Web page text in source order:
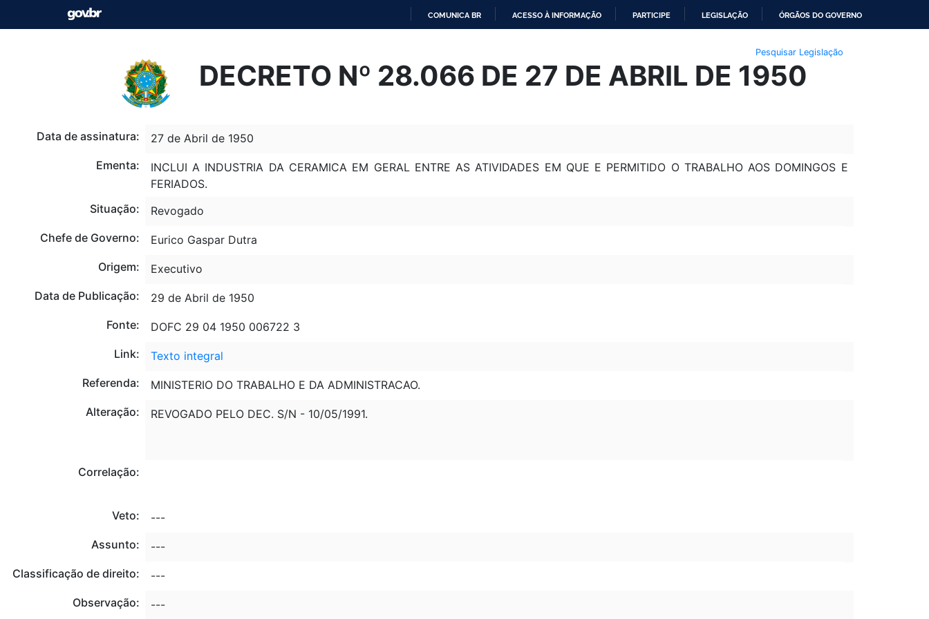
O
CONTEÚDO
COMUNICA BR ACESSO À INFORMAÇÃO PARTICIPE LEGISLAÇÃO ÓRGÃOS DO GOVERNO
Pesquisar Legislação
DECRETO Nº 28.066 DE 27 DE ABRIL DE 1950
Data de assinatura:
27 de Abril de 1950
Ementa:
INCLUI A INDUSTRIA DA CERAMICA EM GERAL ENTRE AS ATIVIDADES EM QUE E PERMITIDO O TRABALHO AOS DOMINGOS E
FERIADOS.
Situação:
Revogado
Chefe de Governo:
Eurico Gaspar Dutra
Origem:
Executivo
Data de Publicação:
29 de Abril de 1950
Fonte:
DOFC 29 04 1950 006722 3
Link:
Texto integral
Referenda:
MINISTERIO DO TRABALHO E DA ADMINISTRACAO.
Alteração:
REVOGADO PELO DEC. S/N - 10/05/1991.
Correlação:
Veto:
---
Assunto:
---
Classificação de direito:
---
Observação:
---